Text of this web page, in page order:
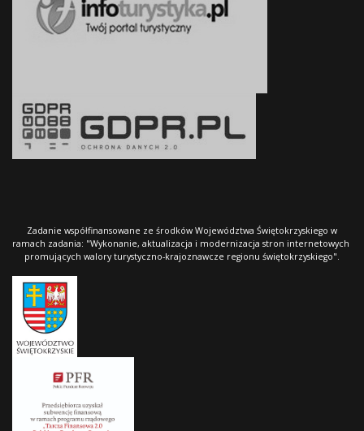
Zadanie współfinansowane ze środków Województwa Świętokrzyskiego w
ramach zadania: "Wykonanie, aktualizacja i modernizacja stron internetowych
promujących walory turystyczno-krajoznawcze regionu świętokrzyskiego".